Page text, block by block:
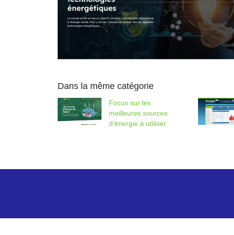
Dans la même catégorie
Focus sur les
meilleures sources
d’énergie à utiliser